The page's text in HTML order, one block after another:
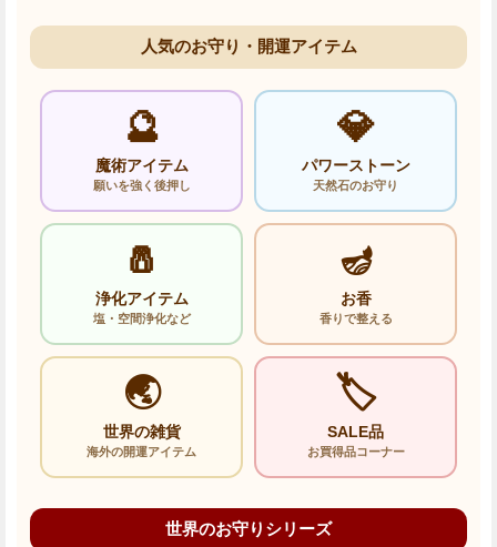
人気のお守り・開運アイテム
🔮
魔術アイテム
願いを強く後押し
💎
パワーストーン
天然石のお守り
🧂
浄化アイテム
塩・空間浄化など
🪔
お香
香りで整える
🌏
世界の雑貨
海外の開運アイテム
🏷️
SALE品
お買得品コーナー
世界のお守りシリーズ